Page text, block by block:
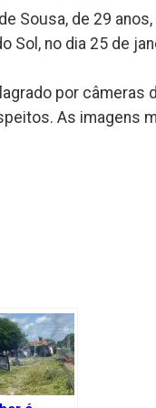
Sousa, de 29
Sol, no dia 25 de
por
As imagens